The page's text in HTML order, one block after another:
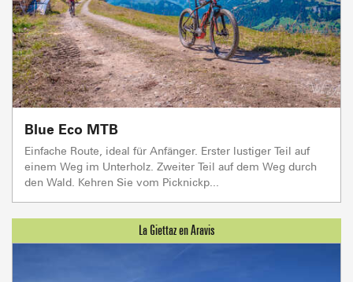
Blue Eco MTB
Einfache Route, ideal für Anfänger. Erster lustiger Teil auf
einem Weg im Unterholz. Zweiter Teil auf dem Weg durch
den Wald. Kehren Sie vom Picknickp...